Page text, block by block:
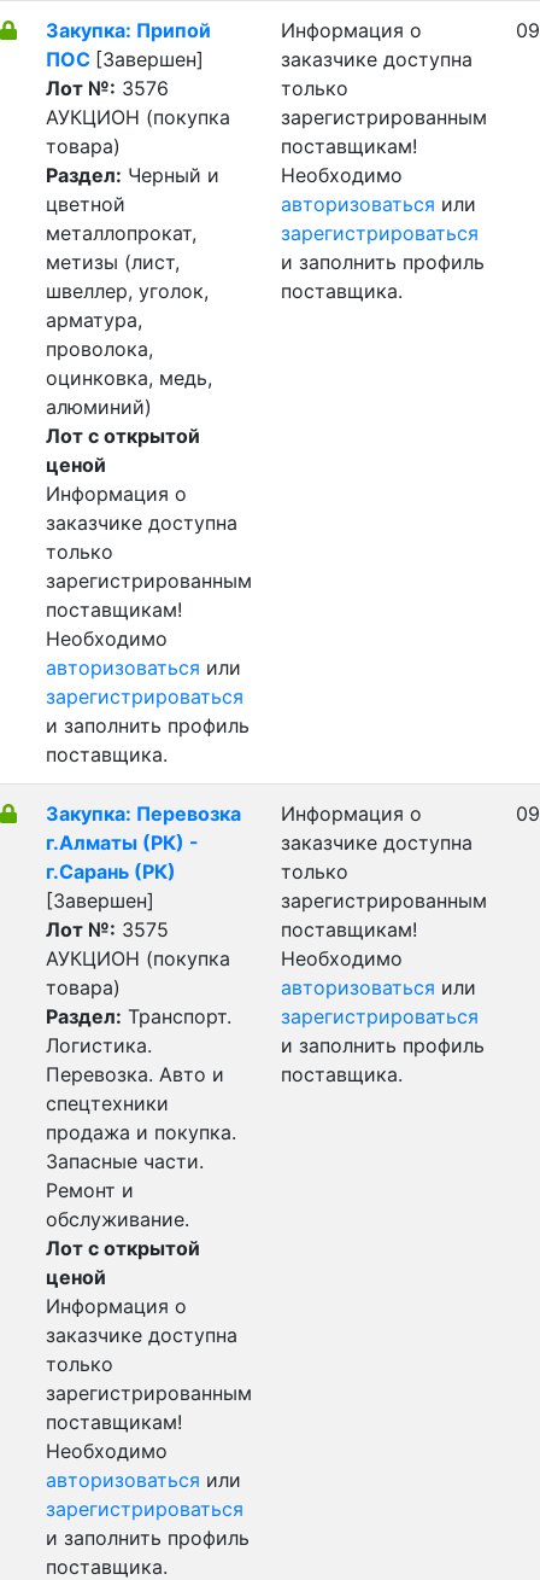
Закупка: Припой
ПОС [Завершен]
Лот №: 3576
АУКЦИОН (покупка
товара)
Раздел: Черный и
цветной
металлопрокат,
метизы (лист,
швеллер, уголок,
арматура,
проволока,
оцинковка, медь,
алюминий)
Лот с открытой
ценой
Информация о
заказчике доступна
только
зарегистрированным
поставщикам!
Необходимо
авторизоваться или
зарегистрироваться
и заполнить профиль
поставщика.
Информация о
заказчике доступна
только
зарегистрированным
поставщикам!
Необходимо
авторизоваться или
зарегистрироваться
и заполнить профиль
поставщика.
Закупка: Перевозка
г.Алматы (РК) -
г.Сарань (РК)
[Завершен]
Лот №: 3575
АУКЦИОН (покупка
товара)
Раздел: Транспорт.
Логистика.
Перевозка. Авто и
спецтехники
продажа и покупка.
Запасные части.
Ремонт и
обслуживание.
Лот с открытой
ценой
Информация о
заказчике доступна
только
зарегистрированным
поставщикам!
Необходимо
авторизоваться или
зарегистрироваться
и заполнить профиль
поставщика.
Информация о
заказчике доступна
только
зарегистрированным
поставщикам!
Необходимо
авторизоваться или
зарегистрироваться
и заполнить профиль
поставщика.